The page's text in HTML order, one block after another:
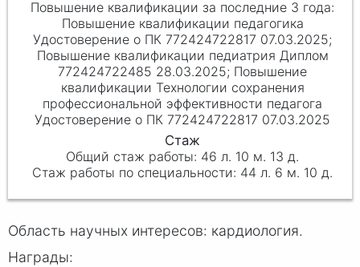
Повышение квалификации педагогика
Удостоверение о ПК 772424722817 07.03.2025;
Повышение квалификации педиатрия Диплом
772424722485 28.03.2025; Повышение
квалификации Технологии сохранения
профессиональной эффективности педагога
Удостоверение о ПК 772424722817 07.03.2025
46 л. 10 м. 13 д.
44 л. 6 м. 10 д.
Область научных интересов: кардиология.
Награды: